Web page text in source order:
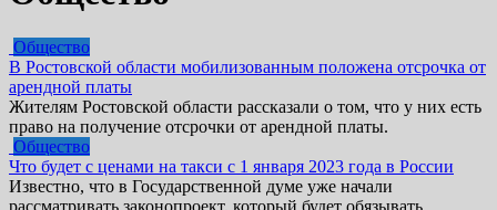
Общество
В Ростовской области мобилизованным положена отсрочка от
арендной платы
Жителям Ростовской области рассказали о том, что у них есть
право на получение отсрочки от арендной платы.
Общество
Что будет с ценами на такси с 1 января 2023 года в России
Известно, что в Государственной думе уже начали
рассматривать законопроект, который будет обязывать